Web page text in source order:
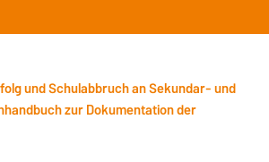
und Schulabbruch an Sekundar- und
zur Dokumentation der